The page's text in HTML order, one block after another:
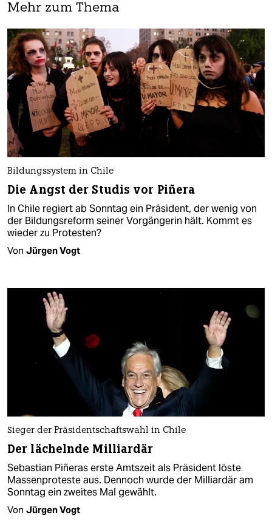
Mehr zum Thema
Bildungssystem in Chile
Die Angst der Studis vor Piñera
In Chile regiert ab Sonntag ein Präsident, der wenig von
der Bildungsreform seiner Vorgängerin hält. Kommt es
wieder zu Protesten?
Von Jürgen Vogt
Sieger der Präsidentschaftswahl in Chile
Der lächelnde Milliardär
Sebastian Piñeras erste Amtszeit als Präsident löste
Massenproteste aus. Dennoch wurde der Milliardär am
Sonntag ein zweites Mal gewählt.
Von Jürgen Vogt